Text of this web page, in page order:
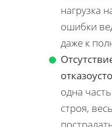
нагрузка
ошибки
даже к
одна
строя,